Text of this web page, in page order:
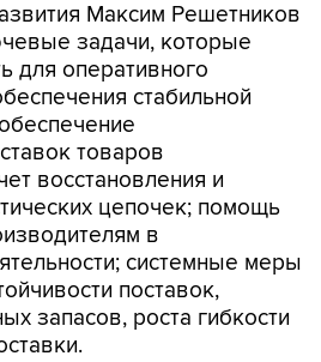
Максим Решетников
задачи, которые
для оперативного
стабильной
товаров
восстановления и
цепочек; помощь
в
системные меры
поставок,
запасов, роста гибкости